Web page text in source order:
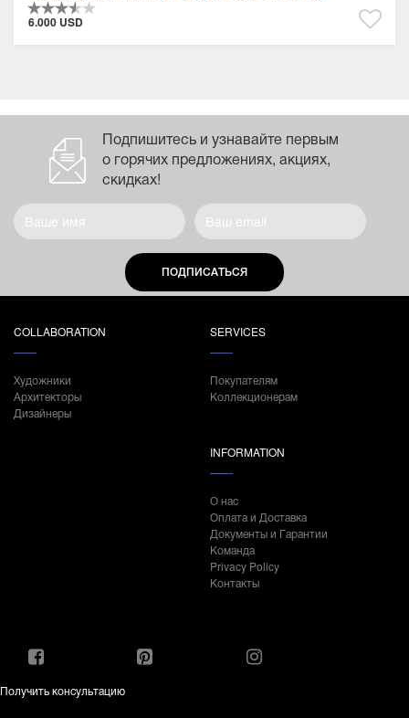
6.000 USD
Подпишитесь и узнавайте первым
о горячих предложениях, акциях,
скидках!
ПОДПИСАТЬСЯ
COLLABORATION
Художники
Архитекторы
Дизайнеры
SERVICES
Покупателям
Коллекционерам
INFORMATION
О нас
Оплата и Доставка
Документы и Гарантии
Команда
Privacy Policy
Контакты
Получить консультацию